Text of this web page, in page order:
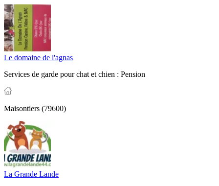
Le domaine de l'agnas
Services de garde pour chat et chien : Pension
Maisontiers (79600)
La Grande Lande